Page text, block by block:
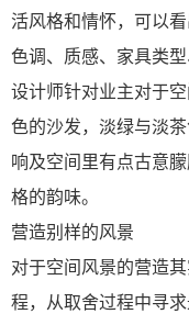
活风格和情怀，可以
色调、质感、家具类
设计师针对业主对于
色的沙发，淡绿与淡
响及空间里有点古意
格的韵味。
营造别样的风景
对于空间风景的营造
程，从取舍过程中寻求